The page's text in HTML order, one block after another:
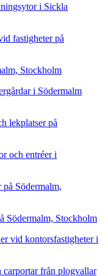
i Sickla
fastigheter på
Stockholm
i Södermalm
lekplatser på
och entréer i
Södermalm,
Södermalm, Stockholm
vid kontorsfastigheter i
carportar från plogvallar